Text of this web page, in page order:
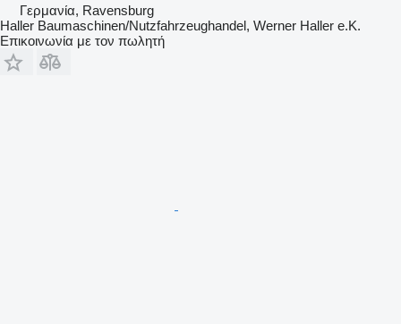
Γερμανία, Ravensburg
Haller Baumaschinen/Nutzfahrzeughandel, Werner Haller e.K.
Επικοινωνία με τον πωλητή